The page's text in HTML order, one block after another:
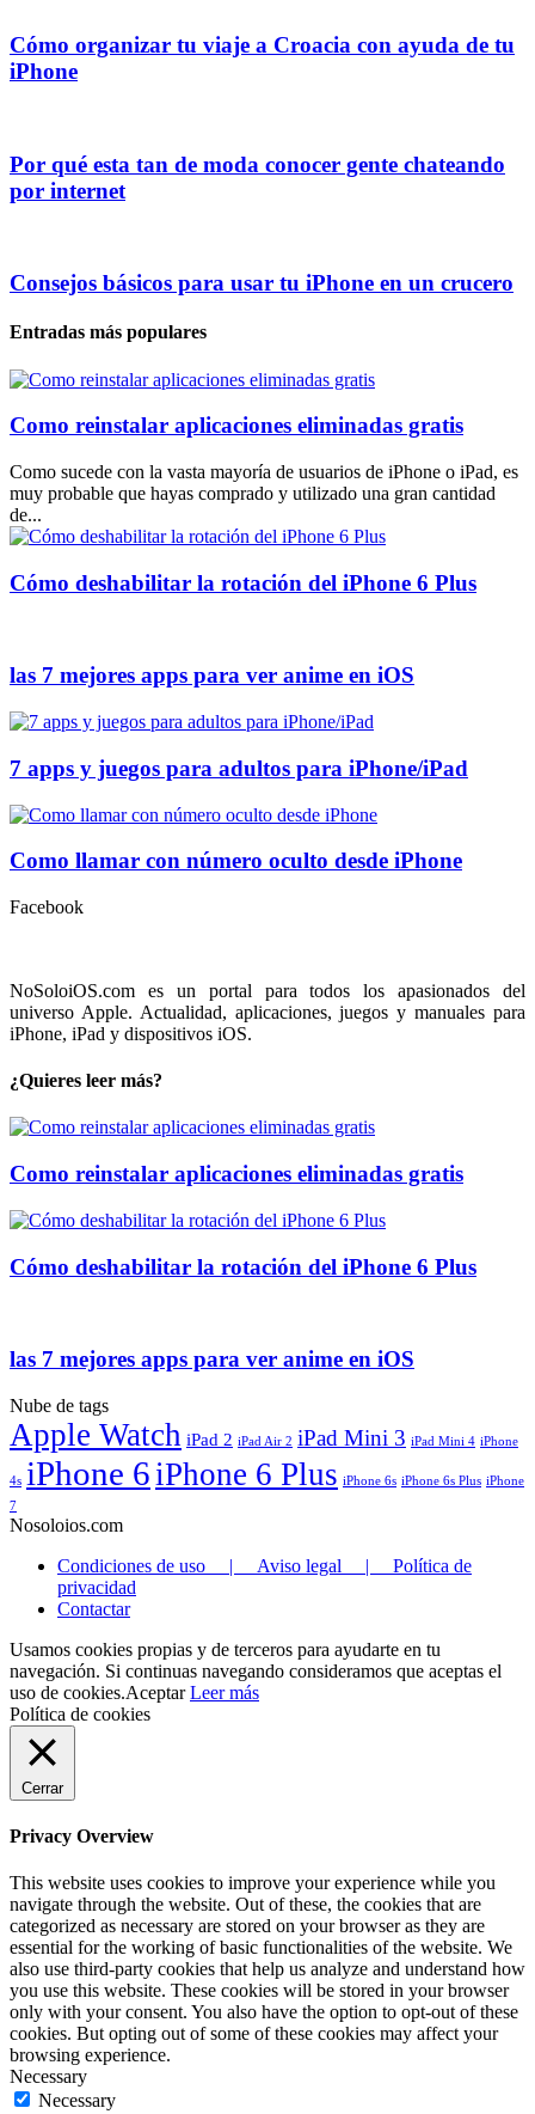
Cómo organizar tu viaje a Croacia con ayuda de tu
iPhone
Por qué esta tan de moda conocer gente chateando
por internet
Consejos básicos para usar tu iPhone en un crucero
Entradas más populares
Como reinstalar aplicaciones eliminadas gratis
Como sucede con la vasta mayoría de usuarios de iPhone o iPad, es
muy probable que hayas comprado y utilizado una gran cantidad
de...
Cómo deshabilitar la rotación del iPhone 6 Plus
las 7 mejores apps para ver anime en iOS
7 apps y juegos para adultos para iPhone/iPad
Como llamar con número oculto desde iPhone
Facebook
NoSoloiOS.com es un portal para todos los apasionados del
universo Apple. Actualidad, aplicaciones, juegos y manuales para
iPhone, iPad y dispositivos iOS.
¿Quieres leer más?
Como reinstalar aplicaciones eliminadas gratis
Cómo deshabilitar la rotación del iPhone 6 Plus
las 7 mejores apps para ver anime en iOS
Nube de tags
Apple Watch iPad 2 iPad Air 2 iPad Mini 3 iPad Mini 4 iPhone
4s iPhone 6 iPhone 6 Plus iPhone 6s iPhone 6s Plus iPhone
7
Nosoloios.com
Condiciones de uso | Aviso legal | Política de
privacidad
Contactar
Usamos cookies propias y de terceros para ayudarte en tu
navegación. Si continuas navegando consideramos que aceptas el
uso de cookies.Aceptar Leer más
Política de cookies
Cerrar
Privacy Overview
This website uses cookies to improve your experience while you
navigate through the website. Out of these, the cookies that are
categorized as necessary are stored on your browser as they are
essential for the working of basic functionalities of the website. We
also use third-party cookies that help us analyze and understand how
you use this website. These cookies will be stored in your browser
only with your consent. You also have the option to opt-out of these
cookies. But opting out of some of these cookies may affect your
browsing experience.
Necessary
Necessary